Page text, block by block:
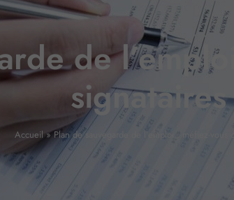
de
Accueil»Plan de sauvegarde de l’emploi : méfiez-vous